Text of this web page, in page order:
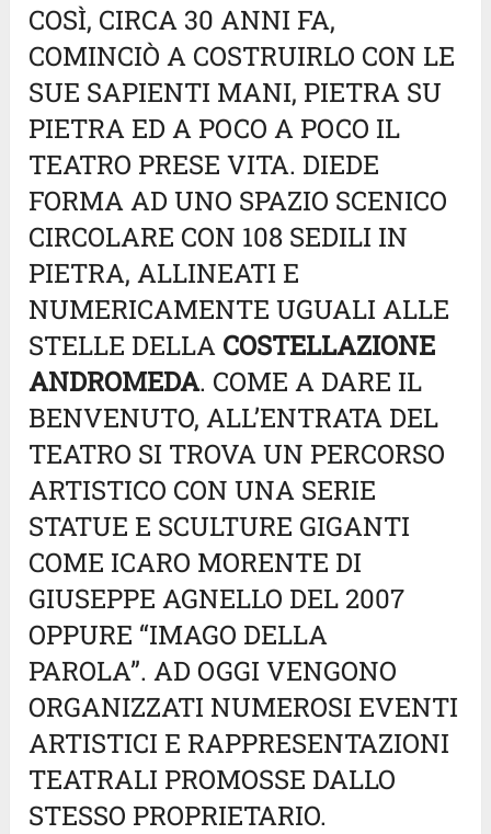
COSÌ, CIRCA 30 ANNI FA,
COMINCIÒ A COSTRUIRLO CON LE
SUE SAPIENTI MANI, PIETRA SU
PIETRA ED A POCO A POCO IL
TEATRO PRESE VITA. DIEDE
FORMA AD UNO SPAZIO SCENICO
CIRCOLARE CON 108 SEDILI IN
PIETRA, ALLINEATI E
NUMERICAMENTE UGUALI ALLE
STELLE DELLA COSTELLAZIONE
ANDROMEDA. COME A DARE IL
BENVENUTO, ALL’ENTRATA DEL
TEATRO SI TROVA UN PERCORSO
ARTISTICO CON UNA SERIE
STATUE E SCULTURE GIGANTI
COME ICARO MORENTE DI
GIUSEPPE AGNELLO DEL 2007
OPPURE “IMAGO DELLA
PAROLA”. AD OGGI VENGONO
ORGANIZZATI NUMEROSI EVENTI
ARTISTICI E RAPPRESENTAZIONI
TEATRALI PROMOSSE DALLO
STESSO PROPRIETARIO.